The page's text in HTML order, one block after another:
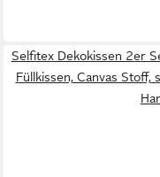
Selfitex Dekokissen 2er
Füllkissen, Canvas